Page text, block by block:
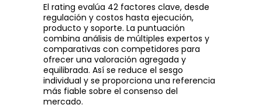
El rating evalúa 42 factores clave, desde
regulación y costos hasta ejecución,
producto y soporte. La puntuación
combina análisis de múltiples expertos y
comparativas con competidores para
ofrecer una valoración agregada y
equilibrada. Así se reduce el sesgo
individual y se proporciona una referencia
más fiable sobre el consenso del
mercado.